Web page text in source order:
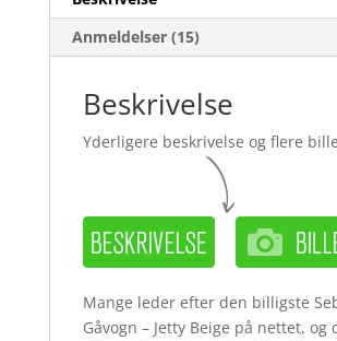
Anmeldelser (15)
Beskrivelse
Yderligere beskrivelse og flere
Mange leder efter den billigste
Gåvogn – Jetty Beige på nettet, og